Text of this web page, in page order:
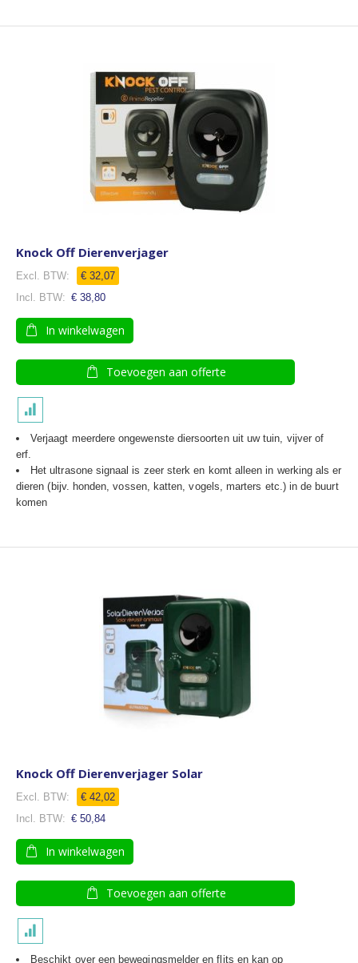
Knock Off Dierenverjager
€ 32,07
€ 38,80
In winkelwagen
Toevoegen aan offerte
Verjaagt meerdere ongewenste diersoorten uit uw tuin, vijver of
erf.
Het ultrasone signaal is zeer sterk en komt alleen in werking als er
dieren (bijv. honden, vossen, katten, vogels, marters etc.) in de buurt
komen
Knock Off Dierenverjager Solar
€ 42,02
€ 50,84
In winkelwagen
Toevoegen aan offerte
Beschikt over een bewegingsmelder en flits en kan op